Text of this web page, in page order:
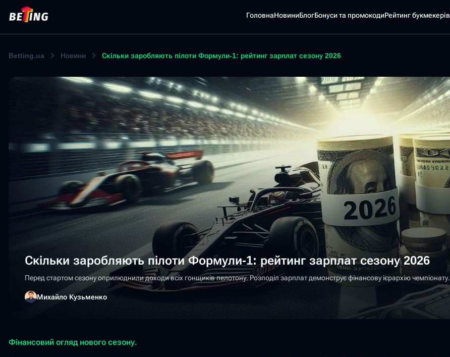
ГоловнаНовиниБлогБонуси та промокодиPейтинг букмекерів
Betting.ua Новини Скільки заробляють пілоти Формули-1: рейтинг зарплат сезону 2026
Скільки заробляють пілоти Формули-1: рейтинг зарплат сезону 2026
Перед стартом сезону оприлюднили доходи всіх гонщиків пелотону. Розподіл зарплат демонструє фінансову ієрархію чемпіонату.
Михайло Кузьменко
Фінансовий огляд нового сезону.